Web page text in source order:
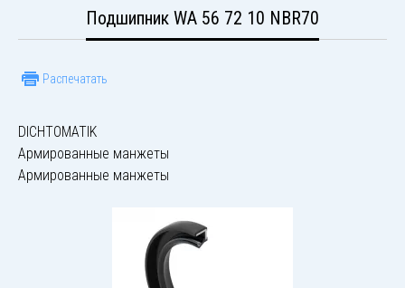
Подшипник WA 56 72 10 NBR70
Распечатать
DICHTOMATIK
Армированные манжеты
Армированные манжеты